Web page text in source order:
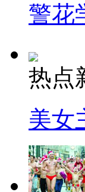
警花
热点
美女